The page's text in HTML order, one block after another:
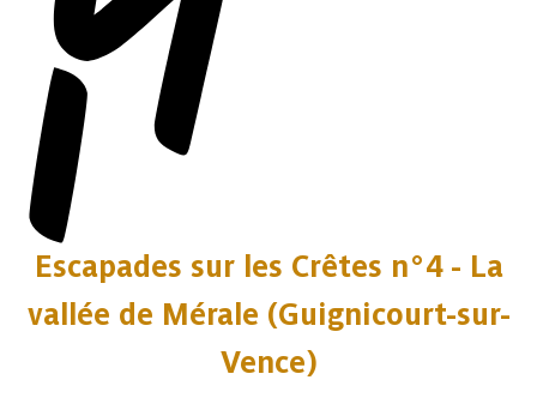
Escapades sur les Crêtes n°4 - La
vallée de Mérale (Guignicourt-sur-
Vence)